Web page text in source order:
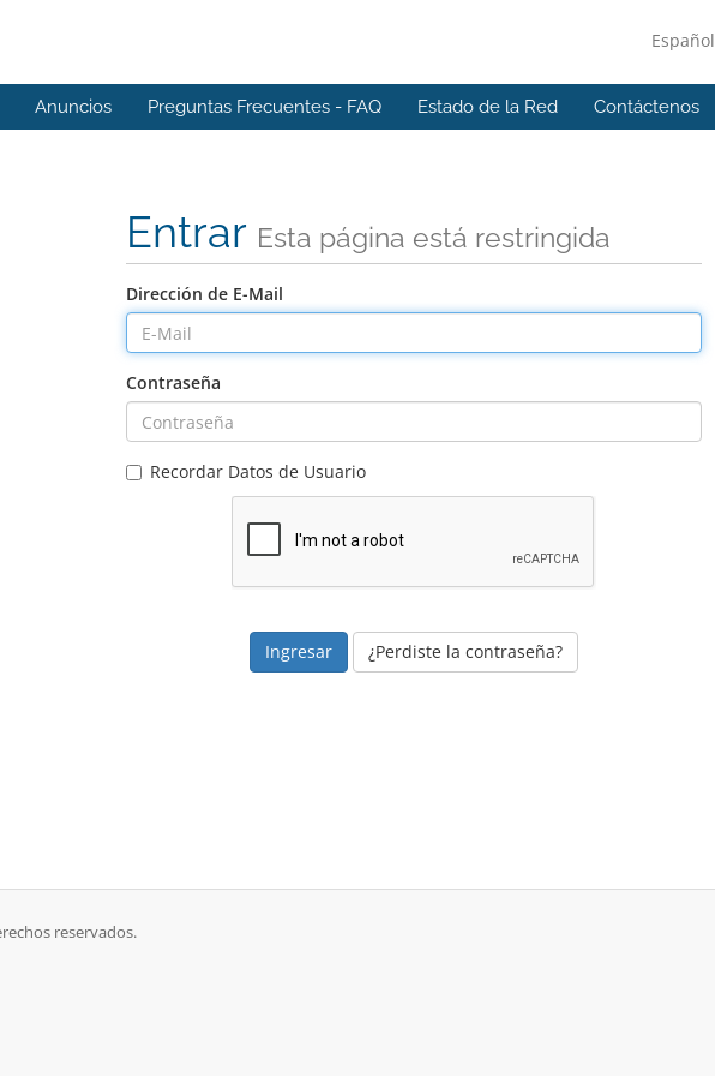
Español
Anuncios Preguntas Frecuentes - FAQ Estado de la Red Contáctenos
Entrar Esta página está restringida
Dirección de E-Mail
Contraseña
Recordar Datos de Usuario
¿Perdiste la contraseña?
reservados.